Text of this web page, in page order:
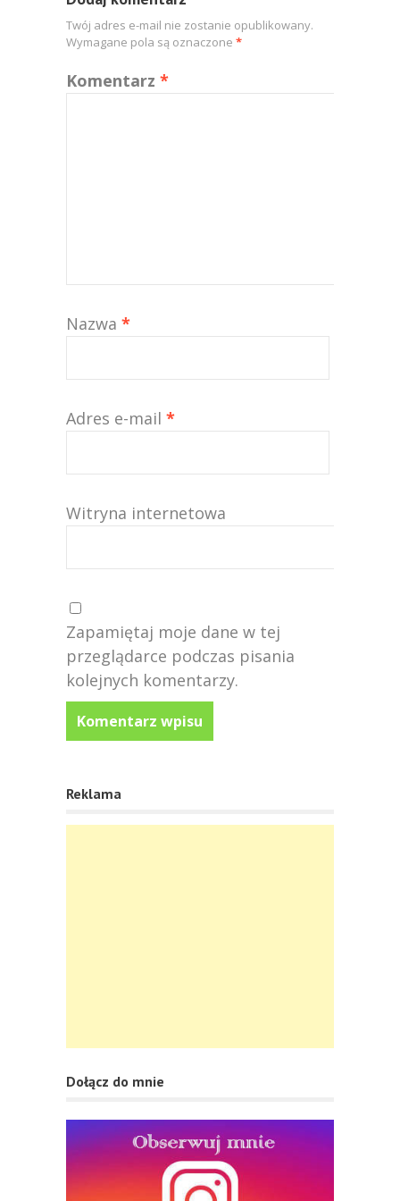
Twój adres e-mail nie zostanie opublikowany.
Wymagane pola są oznaczone *
Komentarz *
Nazwa *
Adres e-mail *
Witryna internetowa
Zapamiętaj moje dane w tej
przeglądarce podczas pisania
kolejnych komentarzy.
Reklama
Dołącz do mnie